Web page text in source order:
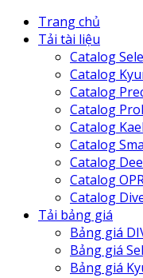
Trang chủ
Tải tài liệu
Catalog
Catalog
Catalog
Catalog
Catalog Kael
Catalog
Catalog
Catalog
Catalog
Tải bảng giá
Bảng giá
Bảng giá
Bảng giá